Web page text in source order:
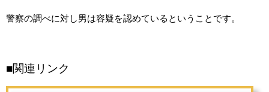
警察の調べに対し男は容疑を認めているということです。
■関連リンク